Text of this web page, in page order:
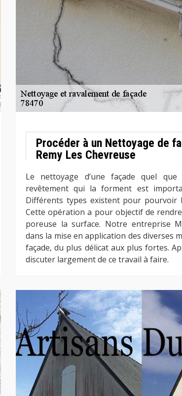
Procéder à un Nettoyage de
Remy Les Chevreuse
Le nettoyage d’une façade quel
revêtement qui la forment est
Différents types existent pour pourvoir
Cette opération a pour objectif de
poreuse la surface. Notre entreprise
dans la mise en application des diverses
façade, du plus délicat aux plus fortes.
discuter largement de ce travail à faire.